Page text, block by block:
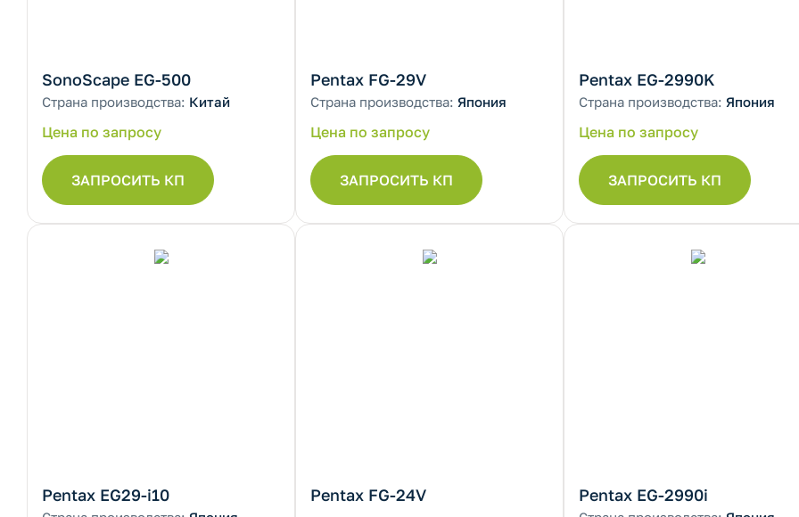
SonoScape EG-500
Страна производства: Китай
Цена по запросу
ЗАПРОСИТЬ КП
Pentax FG-29V
Страна производства: Япония
Цена по запросу
ЗАПРОСИТЬ КП
Pentax EG-2990K
Страна производства: Япония
Цена по запросу
ЗАПРОСИТЬ КП
Pentax EG29-i10 Pentax FG-24V Pentax EG-2990i